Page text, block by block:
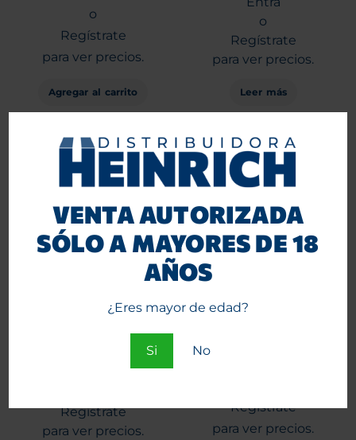
VENTA AUTORIZADA
SÓLO A MAYORES DE 18
AÑOS
¿Eres mayor de edad?
Si No
o
Regístrate
para ver precios.
Agregar al carrito
o
Regístrate
para ver precios.
Leer más
Conos G-Rollz 1 1/4 Organic
Chong Sofa 24×6.
Regístrate
para ver precios.
G-Rollz Tubo Cono Blunts
Regístrate
para ver precios.